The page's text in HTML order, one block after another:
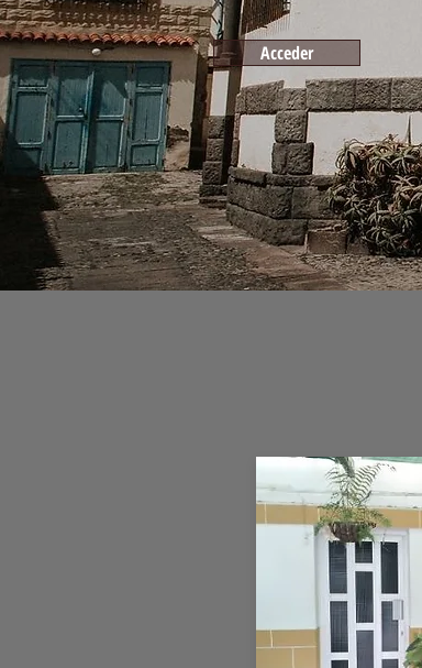
Acceder